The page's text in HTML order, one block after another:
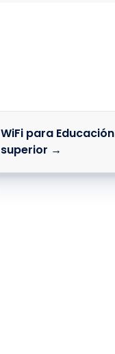
WiFi para Educación
superior →